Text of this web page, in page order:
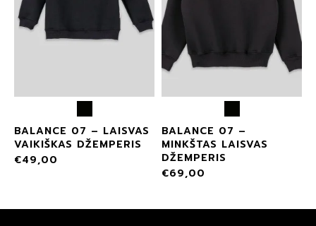
BALANCE 07 – LAISVAS
VAIKIŠKAS DŽEMPERIS
€49,00
BALANCE 07 –
MINKŠTAS LAISVAS
DŽEMPERIS
€69,00